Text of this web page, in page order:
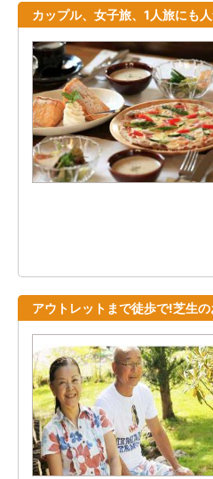
カップル、女子旅、1人旅にも
アウトレットまで徒歩で!芝生